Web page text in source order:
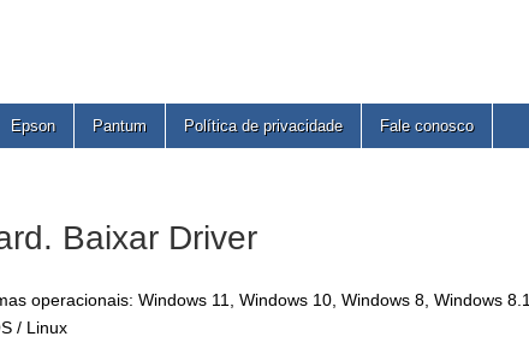
Epson Pantum Política de privacidade Fale conosco
Baixar Driver
operacionais: Windows 11, Windows 10, Windows 8, Windows 8.1,
/ Linux